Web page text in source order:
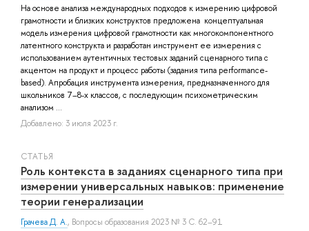
На основе анализа международных подходов к измерению цифровой
грамотности и близких конструктов предложена концептуальная
модель измерения цифровой грамотности как многокомпонентного
латентного конструкта и разработан инструмент ее измерения с
использованием аутентичных тестовых заданий сценарного типа с
акцентом на продукт и процесс работы (задания типа performance-
based). Апробация инструмента измерения, предназначенного для
школьников 7–8-х классов, с последующим психометрическим
анализом ...
Добавлено: 3 июля 2023 г.
СТАТЬЯ
Роль контекста в заданиях сценарного типа при
измерении универсальных навыков: применение
теории генерализации
Грачева Д. А., Вопросы образования 2023 № 3 С. 62–91